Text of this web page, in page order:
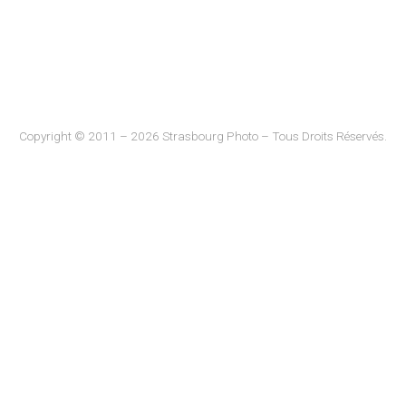
Copyright © 2011 – 2026 Strasbourg Photo – Tous Droits Réservés.